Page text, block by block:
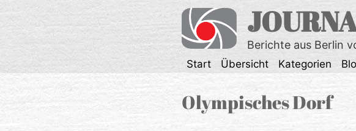
Berichte aus Berlin
Start Übersicht Kategorien
Olympisches Dorf